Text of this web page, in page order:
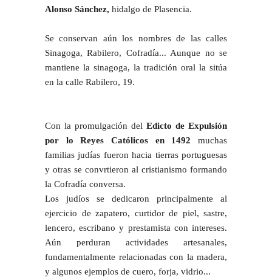
Alonso Sánchez, hidalgo de Plasencia.
Se conservan aún los nombres de las calles
Sinagoga, Rabilero, Cofradía... Aunque no se
mantiene la sinagoga, la tradición oral la sitúa
en la calle Rabilero, 19.
Con la promulgación del Edicto de Expulsión
por lo Reyes Católicos en 1492 muchas
familias judías fueron hacia tierras portuguesas
y otras se convrtieron al cristianismo formando
la Cofradía conversa.
Los judíos se dedicaron principalmente al
ejercicio de zapatero, curtidor de piel, sastre,
lencero, escribano y prestamista con intereses.
Aún perduran actividades artesanales,
fundamentalmente relacionadas con la madera,
y algunos ejemplos de cuero, forja, vidrio...